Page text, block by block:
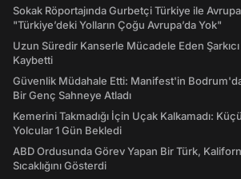
Sokak Röportajında Gurbetçi Türkiye ile
"Türkiye’deki Yolların Çoğu Avrupa’da Yok"
Uzun Süredir Kanserle Mücadele Eden Şarkıcı
Kaybetti
Güvenlik Müdahale Etti: Manifest'in
Bir Genç Sahneye Atladı
Kemerini Takmadığı İçin Uçak Kalkamadı:
Yolcular 1 Gün Bekledi
ABD Ordusunda Görev Yapan Bir Türk,
Sıcaklığını Gösterdi